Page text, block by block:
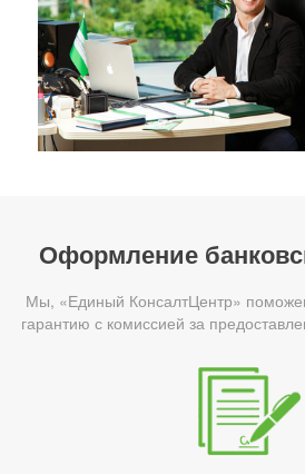
Оформление
Мы, «Единый КонсалтЦентр»
гарантию с комиссией за